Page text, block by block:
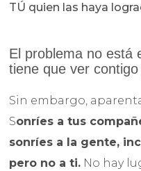
TÚ quien las haya
El problema no está
tiene que ver
Sin embargo,
Sonríes a tus
sonríes a la gente,
pero no a ti. No hay